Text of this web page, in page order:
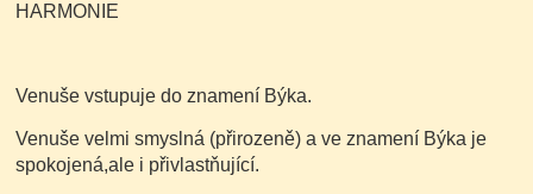
HARMONIE
Venuše vstupuje do znamení Býka.
Venuše velmi smyslná (přirozeně) a ve znamení Býka je
spokojená,ale i přivlastňující.